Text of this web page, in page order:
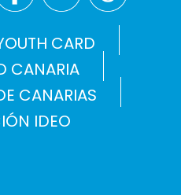
CARD
CANARIA
CANARIAS
IDEO